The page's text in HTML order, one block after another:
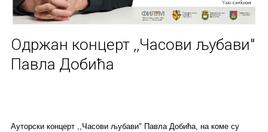
Одржан концерт ,,Часови љубави"
Павла Добића
Ауторски концерт ,,Часови љубави" Павла Добића, на коме су